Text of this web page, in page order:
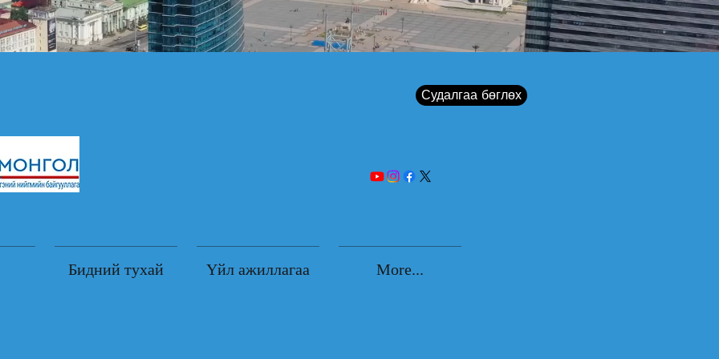
Судалгаа бөглөх
Бидний тухай Үйл ажиллагаа More...